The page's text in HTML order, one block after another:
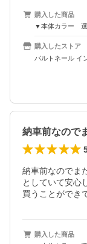
購入した商品
▼本体カラー 選
購入したストア
パルトネール イ
納車前なのでま
としていて安心
買うことができ
購入した商品